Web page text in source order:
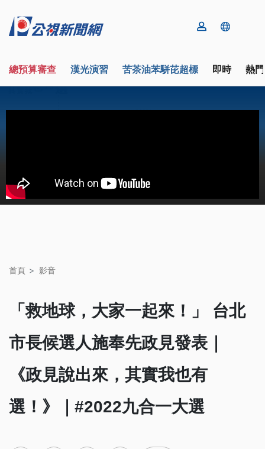
總預算審查 漢光演習 苦茶油苯駢芘超標 即時 熱
首頁 影音
「救地球，大家一起來！」 台北
市長候選人施奉先政見發表｜
《政見說出來，其實我也有
選！》｜#2022九合一大選